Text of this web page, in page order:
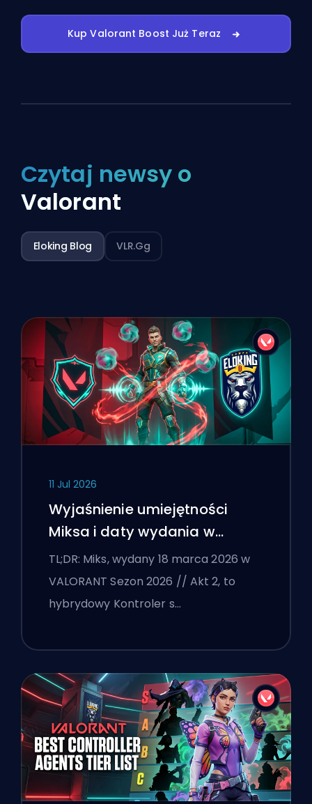
Kup Valorant Boost Już Teraz
Czytaj newsy o
Valorant
Eloking Blog VLR.gg
11 Jul 2026
Wyjaśnienie umiejętności
Miksa i daty wydania w
VALORANT
TL;DR: Miks, wydany 18 marca 2026 w
VALORANT Sezon 2026 // Akt 2, to
hybrydowy Kontroler s…